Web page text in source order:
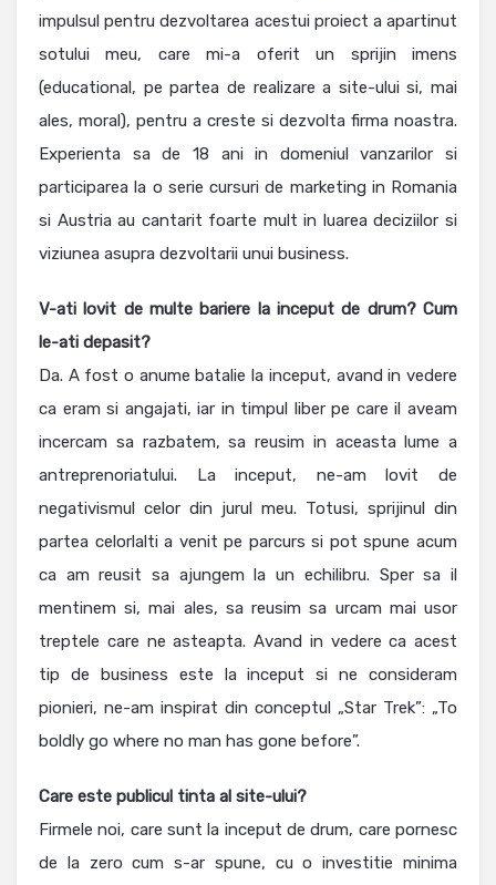
impulsul pentru dezvoltarea acestui proiect a apartinut
sotului meu, care mi-a oferit un sprijin imens
(educational, pe partea de realizare a site-ului si, mai
ales, moral), pentru a creste si dezvolta firma noastra.
Experienta sa de 18 ani in domeniul vanzarilor si
participarea la o serie cursuri de marketing in Romania
si Austria au cantarit foarte mult in luarea deciziilor si
viziunea asupra dezvoltarii unui business.
V-ati lovit de multe bariere la inceput de drum? Cum
le-ati depasit?
Da. A fost o anume batalie la inceput, avand in vedere
ca eram si angajati, iar in timpul liber pe care il aveam
incercam sa razbatem, sa reusim in aceasta lume a
antreprenoriatului. La inceput, ne-am lovit de
negativismul celor din jurul meu. Totusi, sprijinul din
partea celorlalti a venit pe parcurs si pot spune acum
ca am reusit sa ajungem la un echilibru. Sper sa il
mentinem si, mai ales, sa reusim sa urcam mai usor
treptele care ne asteapta. Avand in vedere ca acest
tip de business este la inceput si ne consideram
pionieri, ne-am inspirat din conceptul „Star Trek”: „To
boldly go where no man has gone before”.
Care este publicul tinta al site-ului?
Firmele noi, care sunt la inceput de drum, care pornesc
de la zero cum s-ar spune, cu o investitie minima